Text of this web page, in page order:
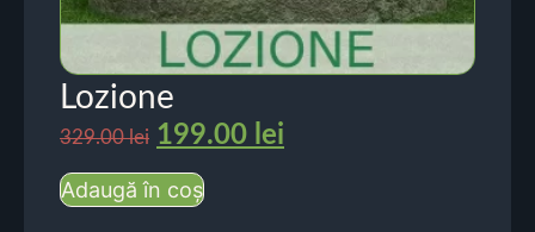
Lozione
329.00lei 199.00 lei
Adaugă în coș